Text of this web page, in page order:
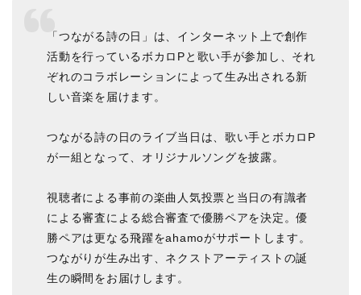
「つながる詩の日」は、インターネット上で創作
活動を行っているボカロPと歌い手が参加し、それ
ぞれのコラボレーションによって生み出される新
しい音楽を届けます。
つながる詩の日のライブ当日は、歌い手とボカロP
が一組となって、オリジナルソングを披露。
視聴者による事前の楽曲人気投票と当日の有識者
による審査による総合審査で優勝ペアを決定。優
勝ペアは更なる飛躍をahamoがサポートします。
つながりが生み出す、ネクストアーティストの誕
生の瞬間をお届けします。